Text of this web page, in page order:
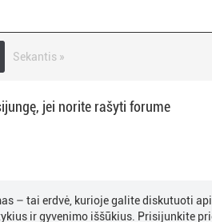
Sekantis »
jei norite rašyti forume
– tai erdvė, kurioje galite diskutuoti
ir gyvenimo iššūkius. Prisijunkite